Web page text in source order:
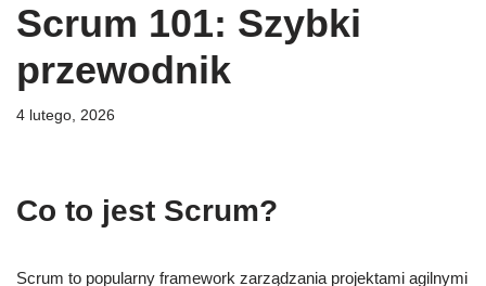
Scrum 101: Szybki
przewodnik
4 lutego, 2026
Co to jest Scrum?
Scrum to popularny framework zarządzania projektami agilnymi